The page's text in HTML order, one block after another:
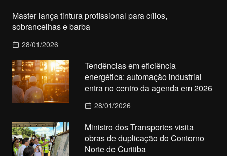
Master lança tintura profissional para cílios,
sobrancelhas e barba
28/01/2026
Tendências em eficiência
energética: automação industrial
entra no centro da agenda em 2026
28/01/2026
Ministro dos Transportes visita
obras de duplicação do Contorno
Norte de Curitiba